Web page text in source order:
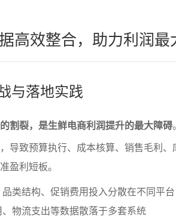
高效整合，助力利润最
与落地实践
割裂，是生鲜电商利润提升的最大障碍
导致预算执行、成本核算、销售毛利
盈利短板。
类结构、促销费用投入分散在不同平台
物流支出等数据散落于多套系统